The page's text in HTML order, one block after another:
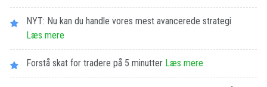
NYT: Nu kan du handle vores mest avancerede strategi
Læs mere
Forstå skat for tradere på 5 minutter Læs mere